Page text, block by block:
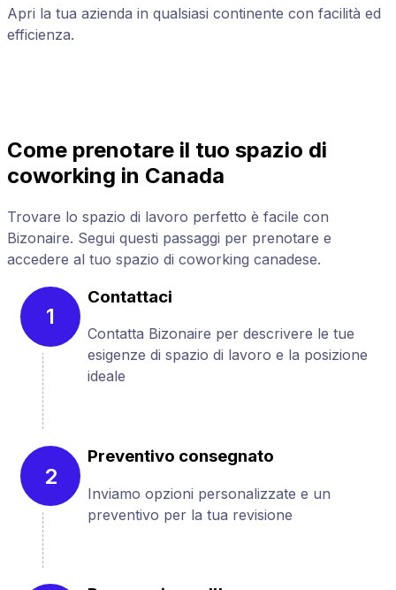
Apri la tua azienda in qualsiasi continente con facilità ed
efficienza.
Come prenotare il tuo spazio di
coworking in Canada
Trovare lo spazio di lavoro perfetto è facile con
Bizonaire. Segui questi passaggi per prenotare e
accedere al tuo spazio di coworking canadese.
1
Contattaci
Contatta Bizonaire per descrivere le tue
esigenze di spazio di lavoro e la posizione
ideale
2
Preventivo consegnato
Inviamo opzioni personalizzate e un
preventivo per la tua revisione